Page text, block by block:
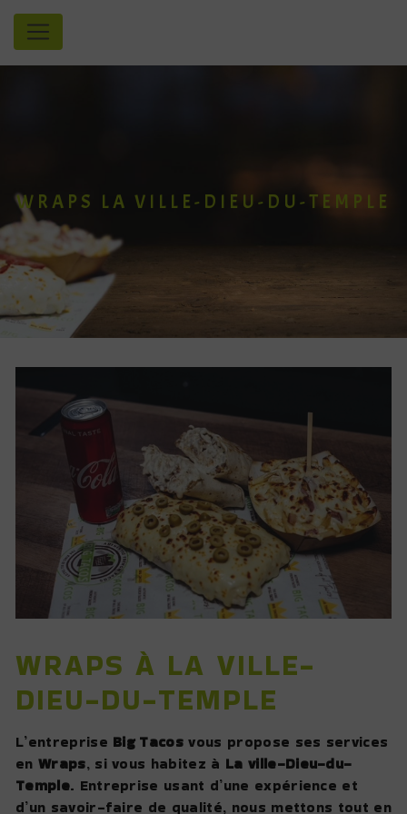
Panneau de gestion des cookies
WRAPS LA VILLE-DIEU-DU-TEMPLE
WRAPS À LA VILLE-
DIEU-DU-TEMPLE
L’entreprise Big Tacos vous propose ses services
en Wraps, si vous habitez à La ville-Dieu-du-
Temple. Entreprise usant d’une expérience et
d’un savoir-faire de qualité, nous mettons tout en